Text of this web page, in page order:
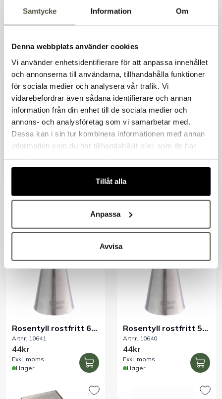
Samtycke Information Om
Denna webbplats använder cookies
Vi använder enhetsidentifierare för att anpassa innehållet
och annonserna till användarna, tillhandahålla funktioner
för sociala medier och analysera vår trafik. Vi
vidarebefordrar även sådana identifierare och annan
information från din enhet till de sociala medier och
annons- och analysföretag som vi samarbetar med.
Dessa kan i sin tur kombinera informationen med annan
information som du har tillhandahållit eller som de har
Tillåt alla
Anpassa
Avvisa
Bänkvåg FCW 15 kg/2
g IP68 ABS
Artnr. 19191
3 759kr
Exkl. moms
I lager
Bänkvåg FCW 6 kg/1
g IP68 ABS
Artnr. 19190
3 759kr
Exkl. moms
I lager
rostfritt Ø14 mm
Artnr. 10644
I lager
mm
Artnr. 10642
Exkl. moms
I lager
Rosentyll rostfritt 6
mm
Artnr. 10641
44kr
Exkl. moms
I lager
Rosentyll rostfritt 5
mm
Artnr. 10640
44kr
Exkl. moms
I lager
Välkommen till Bakers!
Handlar du som företag eller privatperson?
Fortsätt som privatperson